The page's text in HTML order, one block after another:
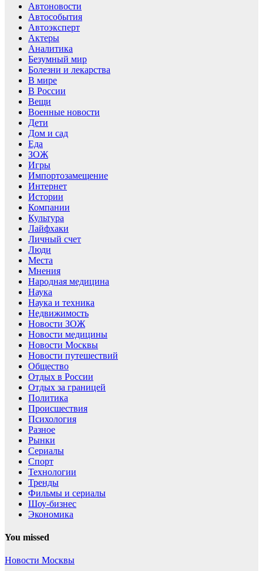
Автоновости
Автособытия
Автоэксперт
Актеры
Аналитика
Безумный мир
Болезни и лекарства
В мире
В России
Вещи
Военные новости
Дети
Дом и сад
Еда
ЗОЖ
Игры
Импортозамещение
Интернет
Истории
Компании
Культура
Лайфхаки
Личный счет
Люди
Места
Мнения
Народная медицина
Наука
Наука и техника
Недвижимость
Новости ЗОЖ
Новости медицины
Новости Москвы
Новости путешествий
Общество
Отдых в России
Отдых за границей
Политика
Происшествия
Психология
Разное
Рынки
Сериалы
Спорт
Технологии
Тренды
Фильмы и сериалы
Шоу-бизнес
Экономика
You missed
Новости Москвы